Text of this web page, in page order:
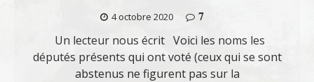
4 octobre 2020
7
Un lecteur nous écrit Voici les noms les
députés présents qui ont voté (ceux qui se sont
abstenus ne figurent pas sur la